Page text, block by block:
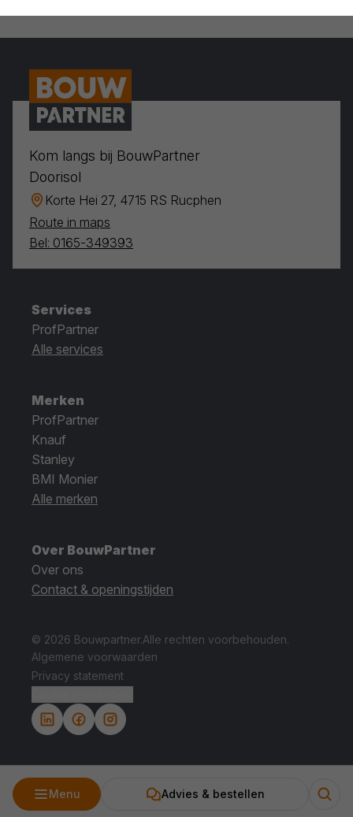
Menu Advies & bestellen
Kom langs bij BouwPartner
Doorisol
Korte Hei 27, 4715 RS Rucphen
Route in maps
Bel: 0165-349393
Services
ProfPartner
Alle services
Merken
ProfPartner
Knauf
Stanley
BMI Monier
Alle merken
Over BouwPartner
Over ons
Contact & openingstijden
© 2026 Bouwpartner.Alle rechten voorbehouden.
Algemene voorwaarden
Privacy statement